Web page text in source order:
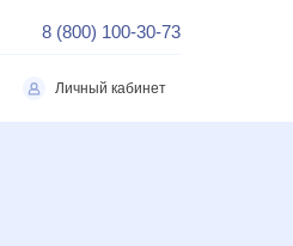
8 (800) 100-30-73
Личный кабинет